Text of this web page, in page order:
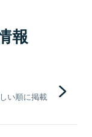
報
い順に掲載